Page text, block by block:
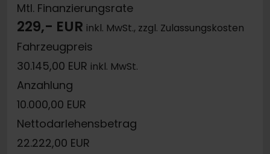
Mtl. Finanzierungsrate
229,- EUR inkl. MwSt., zzgl. Zulassungskosten
Fahrzeugpreis
30.145,00 EUR inkl. MwSt.
Anzahlung
10.000,00 EUR
Nettodarlehensbetrag
22.222,00 EUR